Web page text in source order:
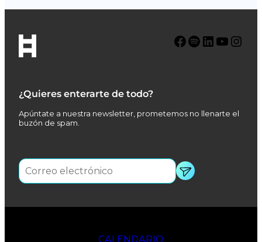
¿Quieres enterarte de todo?
Apúntate a nuestra newsletter, prometemos no llenarte el
buzón de spam.
Facebook Spotify LinkedIn YouTube Instagram
CALENDARIO